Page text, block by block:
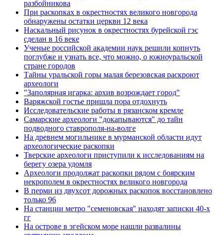
разбойникова
При раскопках в окрестностях великого новгорода
обнаружены остатки церкви 12 века
Наскальный рисунок в окрестностях бурейской гэс
сделан в 16 веке
Ученые российской академии наук решили копнуть
поглубже и узнать все, что можно, о южноуральской
стране городов
Тайны уральской горы малая березовская раскроют
археологи
"Заполярная игарка: архив возрождает город"
Варяжской гостье пришла пора отдохнуть
Исследовательские работы в рязанском кремле
Самарские археологи "докапываются" до тайн
подводного ставрополя-на-волге
На древнем могильнике в мурманской области идут
археологические раскопки
Тверские археологи приступили к исследованиям на
берегу озера удомля
Археологи продолжат раскопки рядом с боярским
некрополем в окрестностях великого новгорода
В перми из двухсот дорожных раскопок восстановлено
только 96
На станции метро "семеновская" находят записки 40-х
гг
На острове в эгейском море нашли развалины